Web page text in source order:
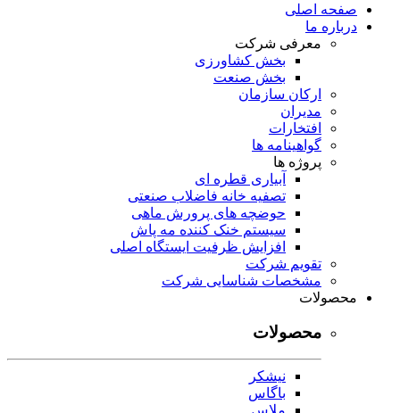
صفحه اصلی
درباره ما
معرفی شرکت
بخش کشاورزی
بخش صنعت
ارکان سازمان
مدیران
افتخارات
گواهینامه ها
پروژه ها
آبیاری قطره ای
تصفیه خانه فاضلاب صنعتی
حوضچه های پرورش ماهی
سیستم خنک کننده مه پاش
افزایش ظرفیت ایستگاه اصلی
تقویم شرکت
مشخصات شناسایی شرکت
محصولات
محصولات
نیشکر
باگاس